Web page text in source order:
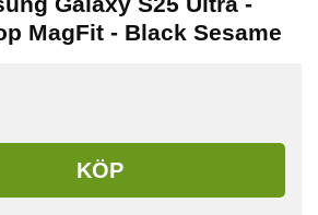
MagFit - Black Sesame
KÖP